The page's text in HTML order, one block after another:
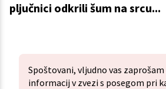
pljučnici odkrili šum na srcu...
Spoštovani, vljudno vas zaprošam
informacij v zvezi s posegom pri